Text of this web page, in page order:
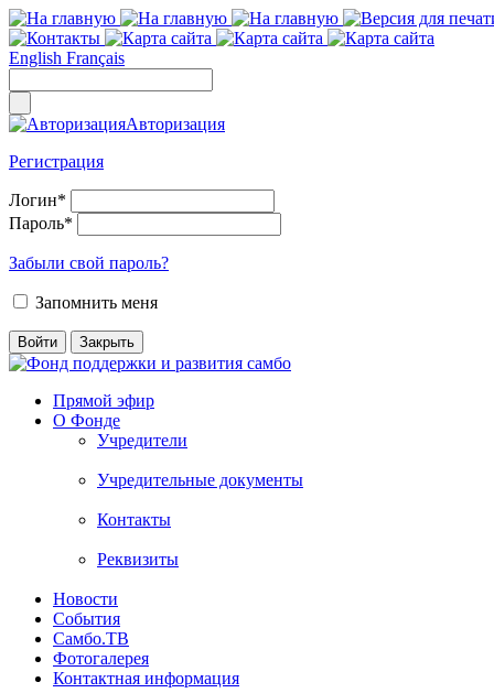
English Français
Авторизация
Регистрация
Логин*
Пароль*
Забыли свой пароль?
Запомнить меня
Прямой эфир
О Фонде
Учредители
Учредительные документы
Контакты
Реквизиты
Новости
События
Самбо.ТВ
Фотогалерея
Контактная информация